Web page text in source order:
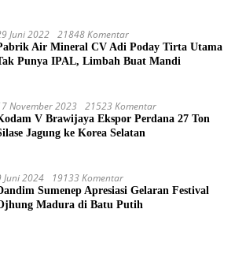
Juni 2022 21848 Komentar
Air Mineral CV Adi Poday Tirta Utama
Punya IPAL, Limbah Buat Mandi
November 2023 21523 Komentar
V Brawijaya Ekspor Perdana 27 Ton
Jagung ke Korea Selatan
Juni 2024 19133 Komentar
Sumenep Apresiasi Gelaran Festival
Madura di Batu Putih